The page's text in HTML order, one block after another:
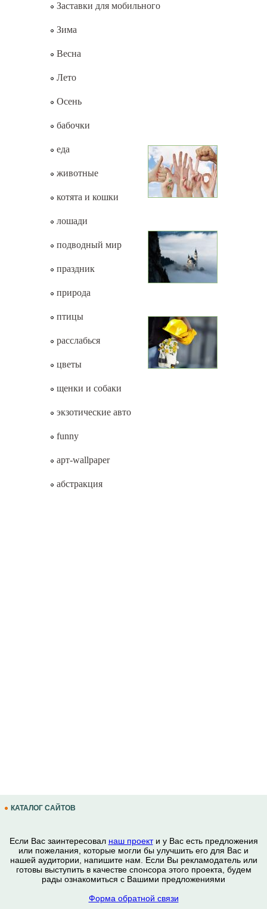
Заставки для мобильного
Зима
Весна
Лето
Осень
бабочки
еда
животные
котята и кошки
лошади
подводный мир
праздник
природа
птицы
расслабься
цветы
щенки и собаки
экзотические авто
funny
арт-wallpaper
абстракция
КАТАЛОГ САЙТОВ
Если Вас заинтересовал наш проекти у Вас есть предложения
или пожелания, которые могли бы улучшить его для Вас и
нашей аудитории, напишите нам. Если Вы рекламодатель или
готовы выступить в качестве спонсора этого проекта, будем
рады ознакомиться с Вашими предложениями
Форма обратной связи